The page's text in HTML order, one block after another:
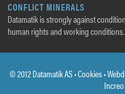
CONFLICT MINERALS
Datamatik is strongly against
human rights and working conditions.
© 2012 Datamatik AS •Cookies •
Increo